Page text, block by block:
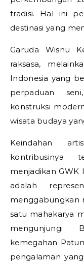
tradisi. Hal ini
destinasi yang
Garuda Wisnu
raksasa,
Indonesia yang
perpaduan
konstruksi
wisata budaya
Keindahan
kontribusinya
menjadikan GWK
adalah
menggabungkan
satu mahakarya
mengunjungi
kemegahan
pengalaman